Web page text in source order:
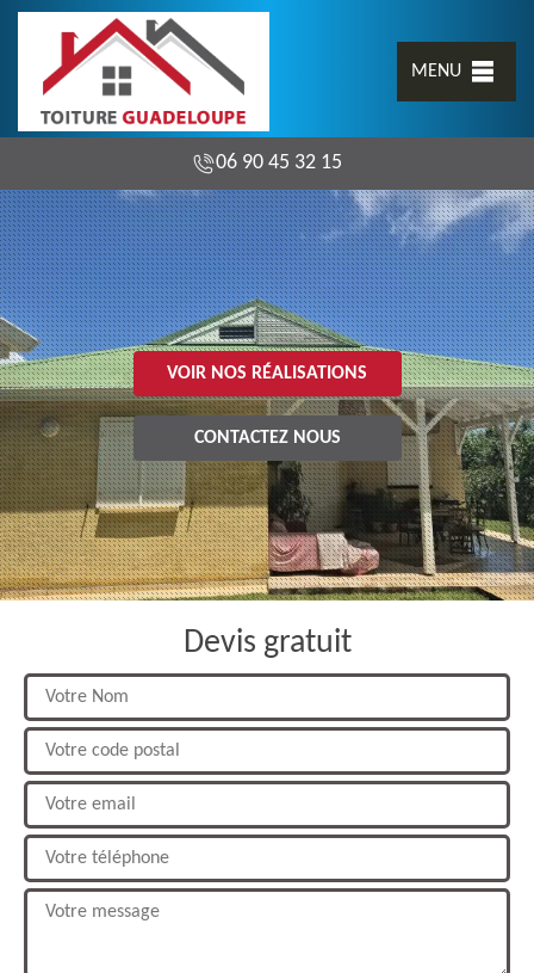
MENU
06 90 45 32 15
VOIR NOS RÉALISATIONS
CONTACTEZ NOUS
Devis gratuit